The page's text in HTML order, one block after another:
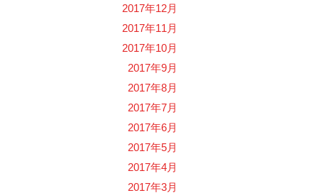
2017年12月
2017年11月
2017年10月
2017年9月
2017年8月
2017年7月
2017年6月
2017年5月
2017年4月
2017年3月